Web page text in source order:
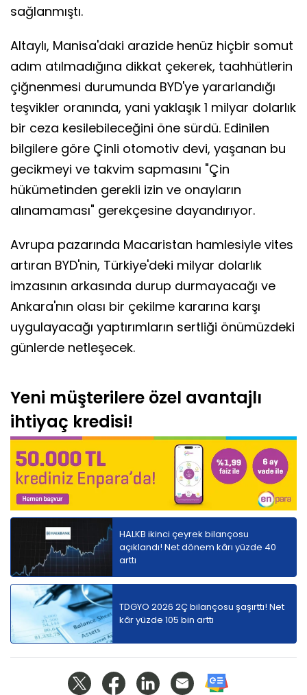
sağlanmıştı.
Altaylı, Manisa'daki arazide henüz hiçbir somut
adım atılmadığına dikkat çekerek, taahhütlerin
çiğnenmesi durumunda BYD'ye yararlandığı
teşvikler oranında, yani yaklaşık 1 milyar dolarlık
bir ceza kesilebileceğini öne sürdü. Edinilen
bilgilere göre Çinli otomotiv devi, yaşanan bu
gecikmeyi ve takvim sapmasını "Çin
hükümetinden gerekli izin ve onayların
alınamaması" gerekçesine dayandırıyor.
Avrupa pazarında Macaristan hamlesiyle vites
artıran BYD'nin, Türkiye'deki milyar dolarlık
imzasının arkasında durup durmayacağı ve
Ankara'nın olası bir çekilme kararına karşı
uygulayacağı yaptırımların sertliği önümüzdeki
günlerde netleşecek.
Yeni müşterilere özel avantajlı
ihtiyaç kredisi!
HALKB ikinci çeyrek bilançosu
açıklandı! Net dönem kârı yüzde 40
arttı
TDGYO 2026 2Ç bilançosu şaşırttı! Net
kâr yüzde 105 bin arttı